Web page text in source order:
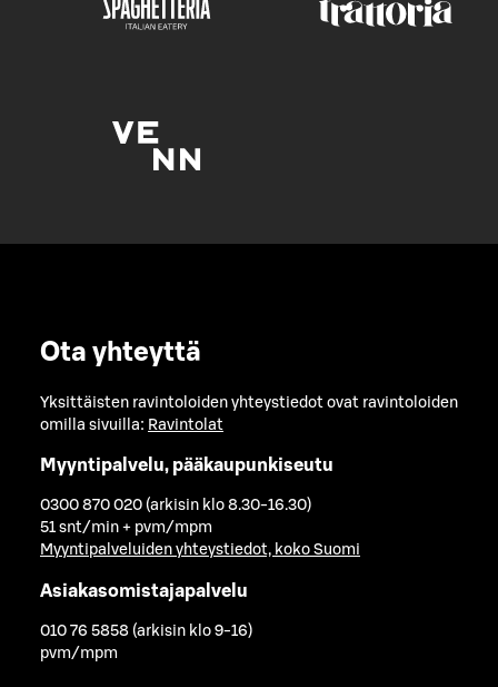
Ota yhteyttä
Yksittäisten ravintoloiden yhteystiedot ovat ravintoloiden
omilla sivuilla: Ravintolat
Myyntipalvelu, pääkaupunkiseutu
0300 870 020 (arkisin klo 8.30-16.30)
51 snt/min + pvm/mpm
Myyntipalveluiden yhteystiedot, koko Suomi
Asiakasomistajapalvelu
010 76 5858 (arkisin klo 9-16)
pvm/mpm